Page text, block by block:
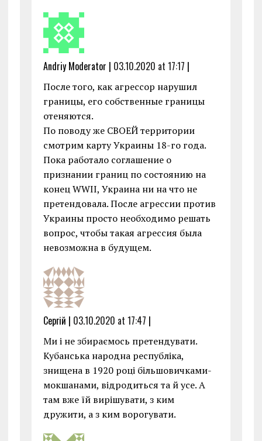
Andriy Moderator | 03.10.2020 at 17:17 |
После того, как агрессор нарушил
границы, его собственные границы
отеняются.
По поводу же СВОЕЙ территории
смотрим карту Украины 18-го года.
Пока работало соглашение о
признании границ по состоянию на
конец WWII, Украина ни на что не
претендовала. После агрессии против
Украины просто необходимо решать
вопрос, чтобы такая агрессия была
невозможна в будущем.
Сергій | 03.10.2020 at 17:47 |
Ми і не збираємось претендувати.
Кубанська народна республіка,
знищена в 1920 році більшовичками-
мокшанами, відродиться та й усе. А
там вже їй вирішувати, з ким
дружити, а з ким ворогувати.